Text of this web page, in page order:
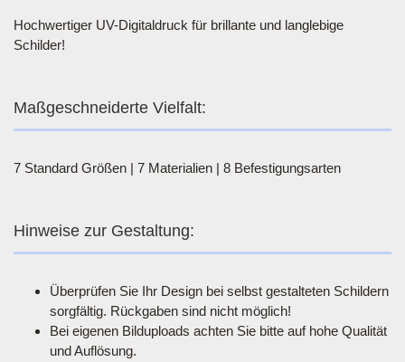
Hochwertiger UV-Digitaldruck für brillante und langlebige
Schilder!
Maßgeschneiderte Vielfalt:
7 Standard Größen | 7 Materialien | 8 Befestigungsarten
Hinweise zur Gestaltung:
Überprüfen Sie Ihr Design bei selbst gestalteten Schildern
sorgfältig. Rückgaben sind nicht möglich!
Bei eigenen Bilduploads achten Sie bitte auf hohe Qualität
und Auflösung.